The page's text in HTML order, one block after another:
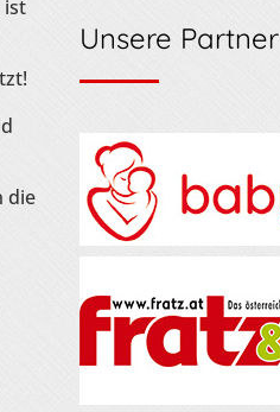
ist
die
Unsere Partner